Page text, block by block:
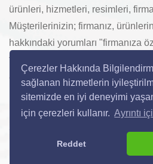
Çerezler Hakkında
sağlanan hizmetlerin
sitemizde en iyi deneyimi
için çerezleri kullanır. Ayrıntı
Reddet
ürünleri, hizmetleri, resimleri, firma
Müşterilerinizin; firmanız,
hakkındaki yorumları "firmanıza
toplanarak ürünlerinizi,
arayan" yeni müşterilerinize
ücretsiz gösterilir.
Copyright © 2024 All